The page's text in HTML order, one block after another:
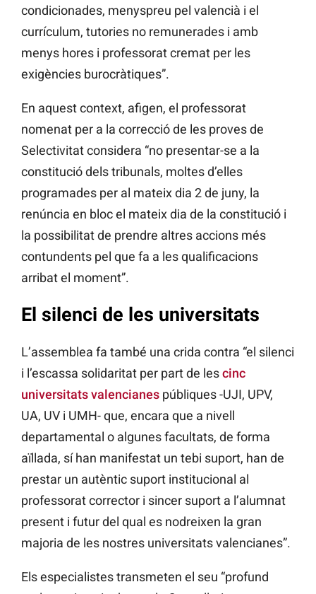
condicionades, menyspreu pel valencià i el
currículum, tutories no remunerades i amb
menys hores i professorat cremat per les
exigències burocràtiques”.
En aquest context, afigen, el professorat
nomenat per a la correcció de les proves de
Selectivitat considera “no presentar-se a la
constitució dels tribunals, moltes d’elles
programades per al mateix dia 2 de juny, la
renúncia en bloc el mateix dia de la constitució i
la possibilitat de prendre altres accions més
contundents pel que fa a les qualificacions
arribat el moment”.
El silenci de les universitats
L’assemblea fa també una crida contra “el silenci
i l’escassa solidaritat per part de lescinc
universitats valencianes públiques -UJI, UPV,
UA, UV i UMH- que, encara que a nivell
departamental o algunes facultats, de forma
aïllada, sí han manifestat un tebi suport, han de
prestar un autèntic suport institucional al
professorat corrector i sincer suport a l’alumnat
present i futur del qual es nodreixen la gran
majoria de les nostres universitats valencianes”.
Els especialistes transmeten el seu “profund